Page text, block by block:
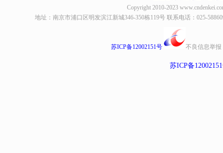
Copyright 2010-2023
地址：南京市浦口区明发滨江新城346-350栋119号 联系电话：025-
苏ICP备12002151号 不良信息举报
苏ICP备